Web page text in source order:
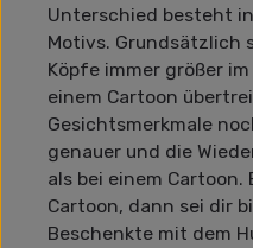
Unterschied besteht
Motivs. Grundsätzlich
Köpfe immer größer
einem Cartoon
Gesichtsmerkmale
genauer und die
als bei einem Cartoon.
Cartoon, dann sei dir
Beschenkte mit dem